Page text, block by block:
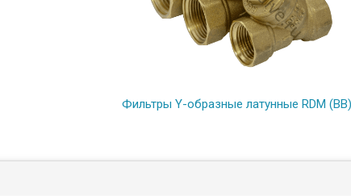
Фильтры Y-образные латунные RDM (ВВ)